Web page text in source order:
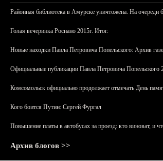
Районная библиотека в Амурске уничтожена. На очереди
Голая вечеринка Роснано 2015г. Итог.
Новые находки Павла Петровича Попельского: Архив
Официальные публикации Павла Петровича Попельского
Комсомольск официально продолжает отмечать День
Кого боится Путин: Сергей Фургал
Повышение платы в автобусах за проезд: кто виноват, и
Архив блогов >>